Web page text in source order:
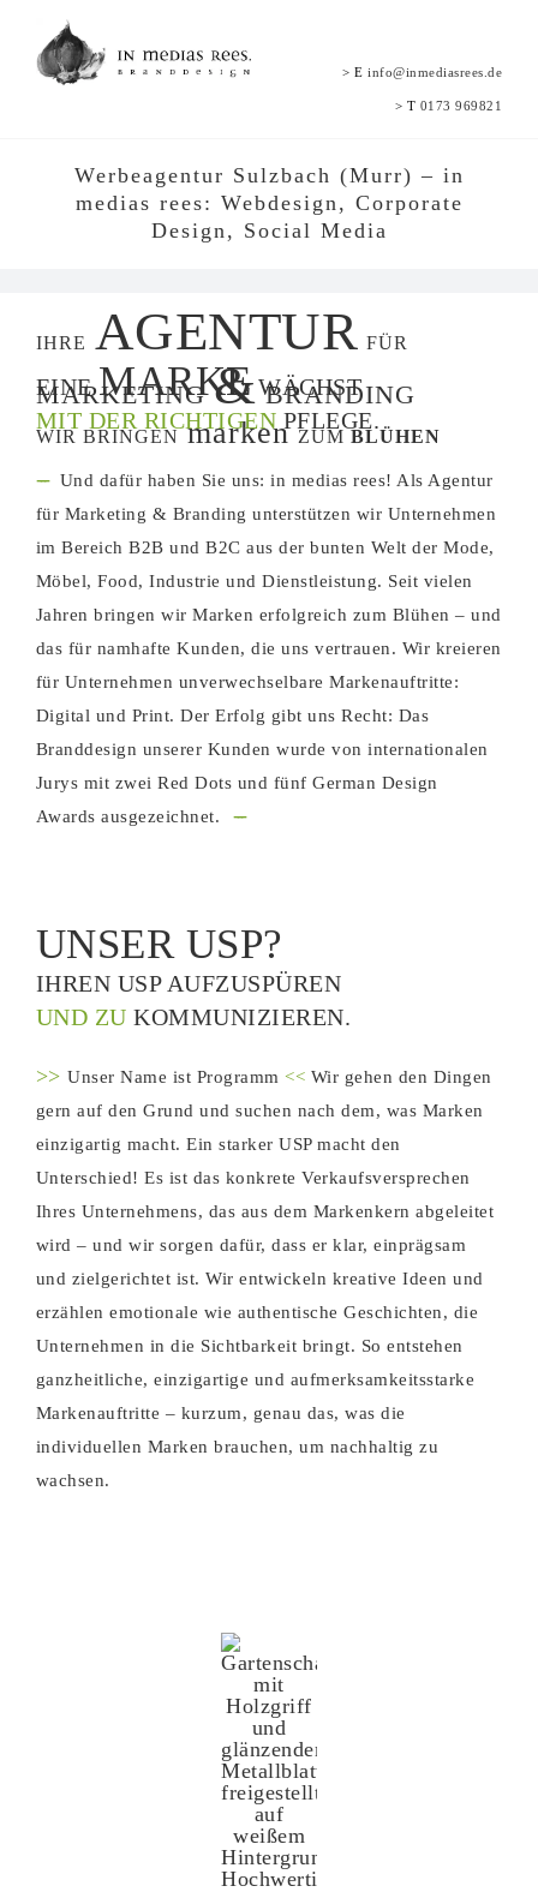
Inhalt
springen
> E info@inmediasrees.de
> T 0173 969821
Werbeagentur Sulzbach (Murr) – in
medias rees: Webdesign, Corporate
Design, Social Media
IHRE AGENTUR FÜR
MARKETING & BRANDING
WIR BRINGEN marken ZUM BLÜHEN
EINE MARKE WÄCHST
MIT DER RICHTIGEN PFLEGE.
---
Und dafür haben Sie uns: in medias rees! Als Agentur
für Marketing & Branding unterstützen wir Unternehmen
im Bereich B2B und B2C aus der bunten Welt der Mode,
Möbel, Food, Industrie und Dienstleistung. Seit vielen
Jahren bringen wir Marken erfolgreich zum Blühen – und
das für namhafte Kunden, die uns vertrauen. Wir kreieren
für Unternehmen unverwechselbare Markenauftritte:
Digital und Print. Der Erfolg gibt uns Recht: Das
Branddesign unserer Kunden wurde von internationalen
Jurys mit zwei Red Dots und fünf German Design
Awards ausgezeichnet.
---
UNSER USP?
IHREN USP AUFZUSPÜREN
UND ZU KOMMUNIZIEREN.
>> Unser Name ist Programm << Wir gehen den Dingen
gern auf den Grund und suchen nach dem, was Marken
einzigartig macht. Ein starker USP macht den
Unterschied! Es ist das konkrete Verkaufsversprechen
Ihres Unternehmens, das aus dem Markenkern abgeleitet
wird – und wir sorgen dafür, dass er klar, einprägsam
und zielgerichtet ist. Wir entwickeln kreative Ideen und
erzählen emotionale wie authentische Geschichten, die
Unternehmen in die Sichtbarkeit bringt. So entstehen
ganzheitliche, einzigartige und aufmerksamkeitsstarke
Markenauftritte – kurzum, genau das, was die
individuellen Marken brauchen, um nachhaltig zu
wachsen.